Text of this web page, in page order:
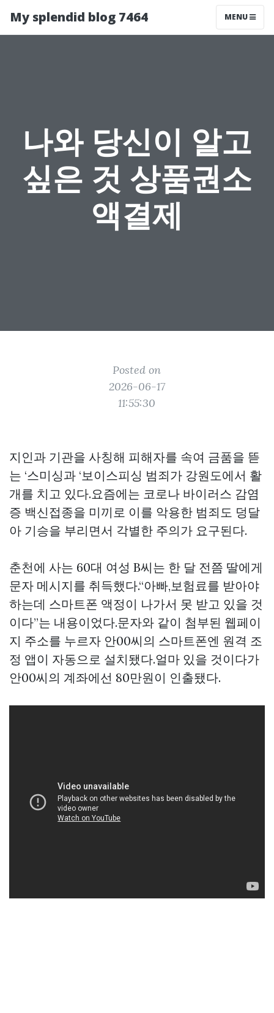
My splendid blog 7464 MENU
나와 당신이 알고
싶은 것 상품권소
액결제
Posted on
2026-06-17
11:55:30
지인과 기관을 사칭해 피해자를 속여 금품을 뜯
는 ‘스미싱과 ‘보이스피싱 범죄가 강원도에서 활
개를 치고 있다.요즘에는 코로나 바이러스 감염
증 백신접종을 미끼로 이를 악용한 범죄도 덩달
아 기승을 부리면서 각별한 주의가 요구된다.
춘천에 사는 60대 여성 B씨는 한 달 전쯤 딸에게
문자 메시지를 취득했다.“아빠,보험료를 받아야
하는데 스마트폰 액정이 나가서 못 받고 있을 것
이다”는 내용이었다.문자와 같이 첨부된 웹페이
지 주소를 누르자 안00씨의 스마트폰엔 원격 조
정 앱이 자동으로 설치됐다.얼마 있을 것이다가
안00씨의 계좌에선 80만원이 인출됐다.